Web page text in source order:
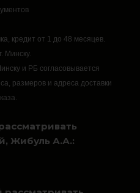
кредит от 1 до 48 месяцев.
Минску.
и РБ согласовывается
размеров и адреса доставки
Жибуль А.А.: